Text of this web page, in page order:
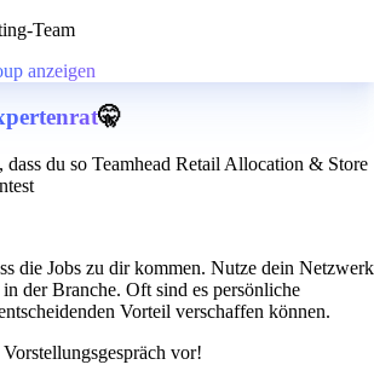
Team
anzeigen
🤫
du so Teamhead Retail Allocation & Store
die Jobs zu dir kommen. Nutze dein Netzwerk
der Branche. Oft sind es persönliche
Vorteil verschaffen können.
vor!